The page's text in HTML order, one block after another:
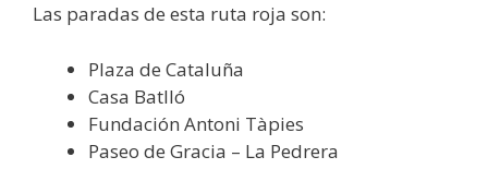
Las paradas de esta ruta roja son:
Plaza de Cataluña
Casa Batlló
Fundación Antoni Tàpies
Paseo de Gracia – La Pedrera